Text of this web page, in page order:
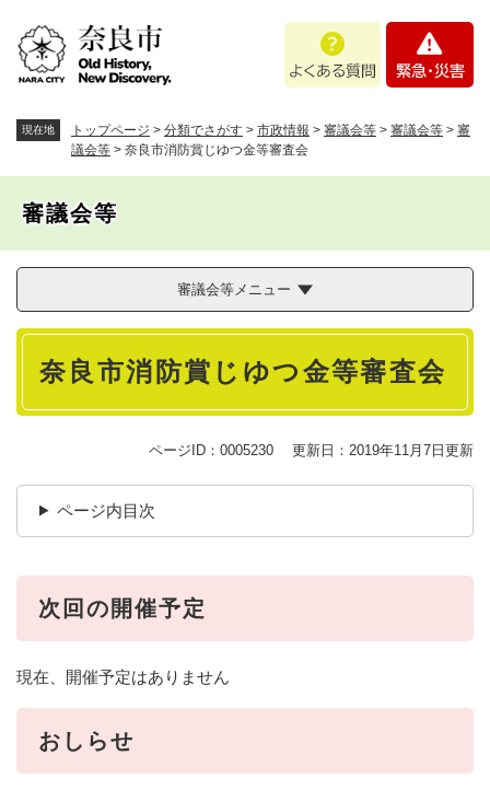
あ
問
・
現在地 トップページ > 分類でさがす > 市政情報 > 審議会等 > 審議会等 > 審
議会等 > 奈良市消防賞じゆつ金等審査会
審議会等
審議会等メニュー
本
奈良市消防賞じゆつ金等審査会
ページID：0005230 更新日：2019年11月7日更新
ページ内目次
次回の開催予定
現在、開催予定はありません
おしらせ